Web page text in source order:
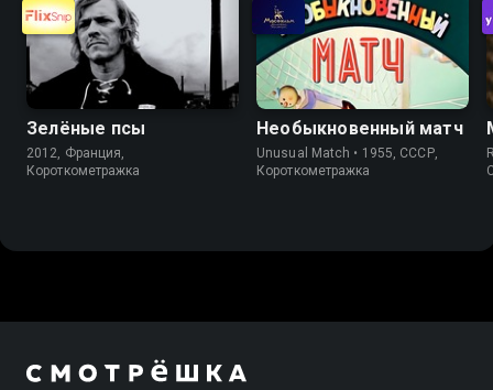
Зелёные псы
2012, Франция,
Короткометражка
Необыкновенный матч
Unusual Match • 1955, СССР,
Короткометражка